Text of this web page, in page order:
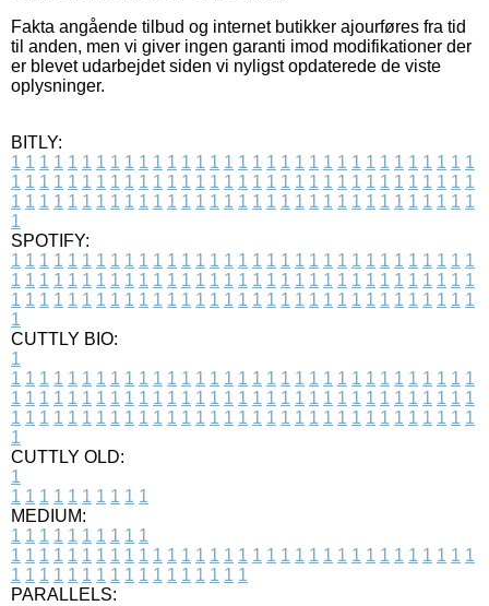
Fakta angående tilbud og internet butikker ajourføres fra tid
til anden, men vi giver ingen garanti imod modifikationer der
er blevet udarbejdet siden vi nyligst opdaterede de viste
oplysninger.
BITLY:
1 1 1 1 1 1 1 1 1 1 1 1 1 1 1 1 1 1 1 1 1 1 1 1 1 1 1 1 1 1 1 1 1
1 1 1 1 1 1 1 1 1 1 1 1 1 1 1 1 1 1 1 1 1 1 1 1 1 1 1 1 1 1 1 1 1
1 1 1 1 1 1 1 1 1 1 1 1 1 1 1 1 1 1 1 1 1 1 1 1 1 1 1 1 1 1 1 1 1
1
SPOTIFY:
1 1 1 1 1 1 1 1 1 1 1 1 1 1 1 1 1 1 1 1 1 1 1 1 1 1 1 1 1 1 1 1 1
1 1 1 1 1 1 1 1 1 1 1 1 1 1 1 1 1 1 1 1 1 1 1 1 1 1 1 1 1 1 1 1 1
1 1 1 1 1 1 1 1 1 1 1 1 1 1 1 1 1 1 1 1 1 1 1 1 1 1 1 1 1 1 1 1 1
1
CUTTLY BIO:
1
1 1 1 1 1 1 1 1 1 1 1 1 1 1 1 1 1 1 1 1 1 1 1 1 1 1 1 1 1 1 1 1 1
1 1 1 1 1 1 1 1 1 1 1 1 1 1 1 1 1 1 1 1 1 1 1 1 1 1 1 1 1 1 1 1 1
1 1 1 1 1 1 1 1 1 1 1 1 1 1 1 1 1 1 1 1 1 1 1 1 1 1 1 1 1 1 1 1 1
1
CUTTLY OLD:
1
1 1 1 1 1 1 1 1 1 1
MEDIUM:
1 1 1 1 1 1 1 1 1 1
1 1 1 1 1 1 1 1 1 1 1 1 1 1 1 1 1 1 1 1 1 1 1 1 1 1 1 1 1 1 1 1 1
1 1 1 1 1 1 1 1 1 1 1 1 1 1 1 1 1
PARALLELS: